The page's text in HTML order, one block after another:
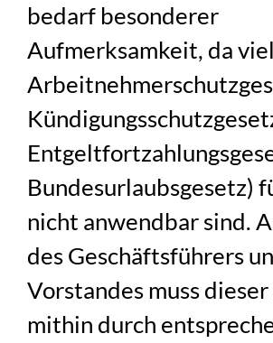
bedarf besonderer
Aufmerksamkeit, da
Bundesurlaubsgesetz)
nicht anwendbar sind.
des Geschäftsführers
Vorstandes muss dieser
mithin durch